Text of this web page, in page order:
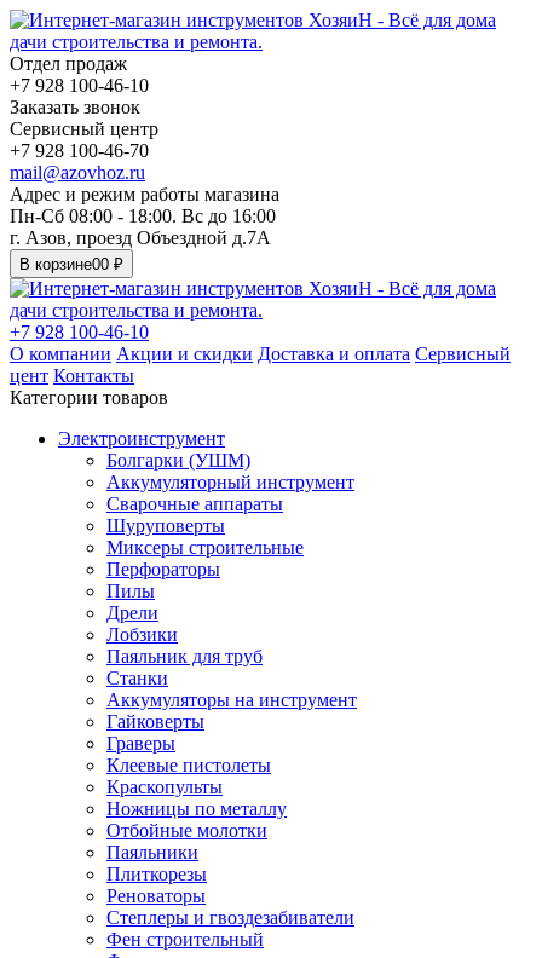
Отдел продаж
+7 928 100-46-10
Заказать звонок
Сервисный центр
+7 928 100-46-70
mail@azovhoz.ru
Адрес и режим работы магазина
Пн-Сб 08:00 - 18:00. Вс до 16:00
г. Азов, проезд Объездной д.7А
В корзине00 ₽
+7 928 100-46-10
О компании Акции и скидки Доставка и оплата Сервисный
цент Контакты
Категории товаров
Электроинструмент
Болгарки (УШМ)
Аккумуляторный инструмент
Сварочные аппараты
Шуруповерты
Миксеры строительные
Перфораторы
Пилы
Дрели
Лобзики
Паяльник для труб
Станки
Аккумуляторы на инструмент
Гайковерты
Граверы
Клеевые пистолеты
Краскопульты
Ножницы по металлу
Отбойные молотки
Паяльники
Плиткорезы
Реноваторы
Степлеры и гвоздезабиватели
Фен строительный